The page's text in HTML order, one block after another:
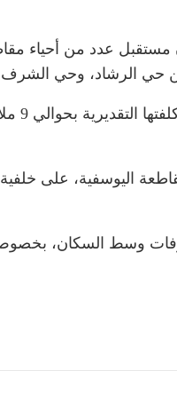
مستقبل عدد من أحياء
حي الرشاد، وحي
اليوسفية، على خلفية
وسط السكان،